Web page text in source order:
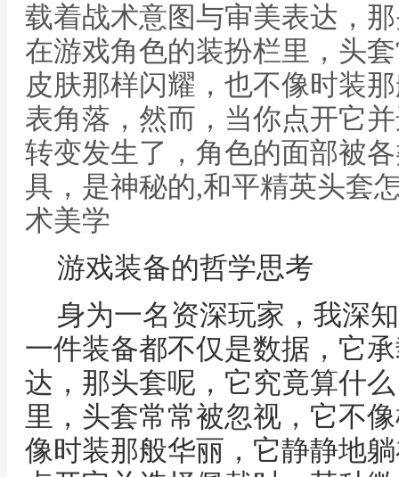
载着战术意图与审美表达，
在游戏角色的装扮栏里，头
皮肤那样闪耀，也不像时装
表角落，然而，当你点开它
转变发生了，角色的面部被
具，是神秘的,和平精英头套
术美学
游戏装备的哲学思考
身为一名资深玩家，我深
一件装备都不仅是数据，它
达，那头套呢，它究竟算什
里，头套常常被忽视，它不
像时装那般华丽，它静静地